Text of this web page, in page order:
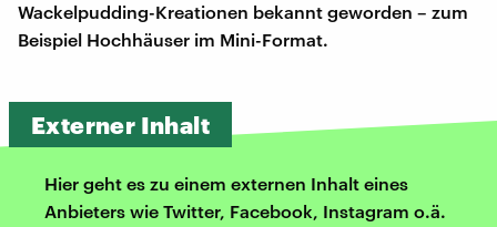
Wackelpudding-Kreationen bekannt geworden – zum
Beispiel Hochhäuser im Mini-Format.
Externer Inhalt
Hier geht es zu einem externen Inhalt eines
Anbieters wie Twitter, Facebook, Instagram o.ä.